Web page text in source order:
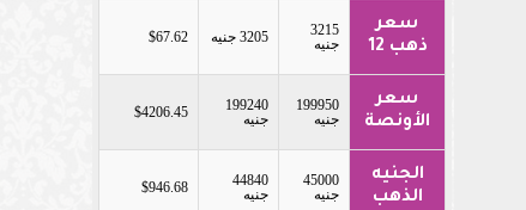
سعر
ذهب 12
3215
جنيه
3205 جنيه $67.62
سعر
الأونصة
199950
جنيه
199240
جنيه
$4206.45
الجنيه
الذهب
45000
جنيه
44840
جنيه
$946.68